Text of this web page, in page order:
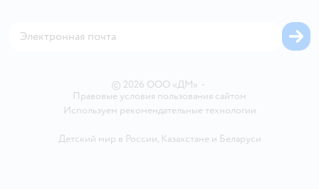
© 2026 ООО «ДМ» •
Правовые условия пользования сайтом
Используем рекомендательные технологии
Детский мир в России, Казахстанеи Беларуси